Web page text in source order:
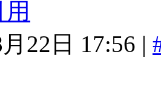
用
22日 17:56 |